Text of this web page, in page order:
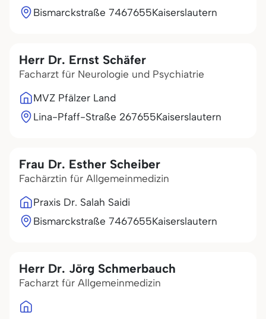
Bismarckstraße 7467655Kaiserslautern
Herr Dr. Ernst Schäfer
Facharzt für Neurologie und Psychiatrie
MVZ Pfälzer Land
Lina-Pfaff-Straße 267655Kaiserslautern
Frau Dr. Esther Scheiber
Fachärztin für Allgemeinmedizin
Praxis Dr. Salah Saidi
Bismarckstraße 7467655Kaiserslautern
Herr Dr. Jörg Schmerbauch
Facharzt für Allgemeinmedizin